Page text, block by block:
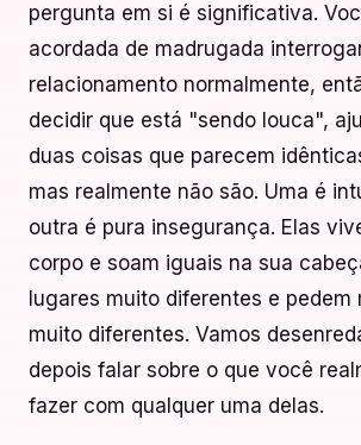
pergunta em si é significativa.
acordada de madrugada
relacionamento normalmente,
decidir que está "sendo louca",
duas coisas que parecem
mas realmente não são. Uma é
outra é pura insegurança. Elas
corpo e soam iguais na sua
lugares muito diferentes e pedem
muito diferentes. Vamos
depois falar sobre o que você
fazer com qualquer uma delas.